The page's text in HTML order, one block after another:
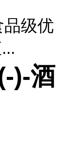
品级优
)-酒